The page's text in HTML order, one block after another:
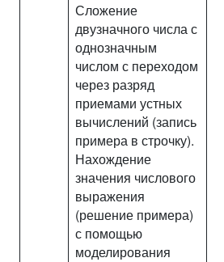
Сложение
двузначного числа с
однозначным
числом с переходом
через разряд
приемами устных
вычислений (запись
примера в строчку).
Нахождение
значения числового
выражения
(решение примера)
с помощью
моделирования